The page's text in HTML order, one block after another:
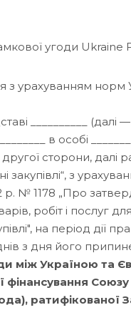
угоди Ukraine
з урахуванням норм
__________
в особі
другої сторони, далі
з
р. № 1178 „Про
робіт і послуг
на період дії
з дня його
між Україною та
фінансування
ратифікованої